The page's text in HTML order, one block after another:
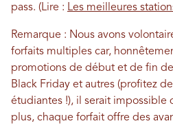
pass. (Lire : Les meilleures
Remarque : Nous avons
forfaits multiples car,
promotions de début et de fin
Black Friday et autres (profitez
étudiantes !), il serait impossible
plus, chaque forfait offre des